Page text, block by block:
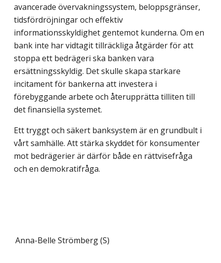
avancerade övervakningssystem, beloppsgränser,
tidsfördröjningar och effektiv
informationsskyldighet gentemot kunderna. Om en
bank inte har vidtagit tillräckliga åtgärder för att
stoppa ett bedrägeri ska banken vara
ersättningsskyldig. Det skulle skapa starkare
incitament för bankerna att investera i
förebyggande arbete och återupprätta tilliten till
det finansiella systemet.
Ett tryggt och säkert banksystem är en grundbult i
vårt samhälle. Att stärka skyddet för konsumenter
mot bedrägerier är därför både en rättvisefråga
och en demokratifråga.
Anna-Belle Strömberg (S)